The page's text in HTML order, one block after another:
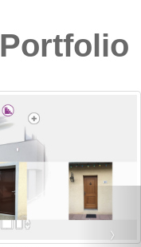
Portfolio
›